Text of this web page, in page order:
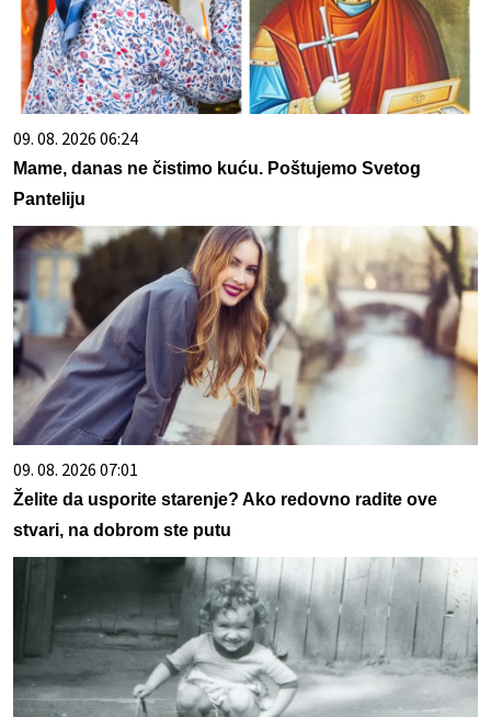
09. 08. 2026 06:24
Mame, danas ne čistimo kuću. Poštujemo Svetog
Panteliju
09. 08. 2026 07:01
Želite da usporite starenje? Ako redovno radite ove
stvari, na dobrom ste putu